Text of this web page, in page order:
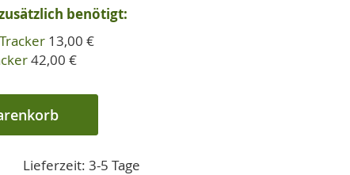
benötigt:
13,00 €
42,00 €
Lieferzeit: 3-5 Tage